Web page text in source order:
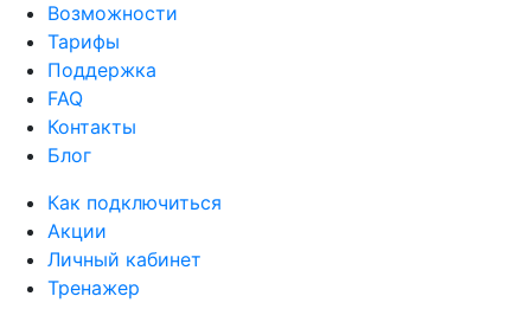
Возможности
Тарифы
Поддержка
FAQ
Контакты
Блог
Как подключиться
Акции
Личный кабинет
Тренажер